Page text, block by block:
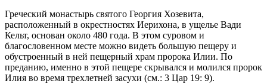
Греческий монастырь святого Георгия Хозевита,
расположенный в окрестностях Иерихона, в ущелье Вади
Кельт, основан около 480 года. В этом суровом и
благословенном месте можно видеть большую пещеру и
обустроенный в ней пещерный храм пророка Илии. По
преданию, именно в этой пещере скрывался и молился пророк
Илия во время трехлетней засухи (см.: 3 Цар 19: 9).